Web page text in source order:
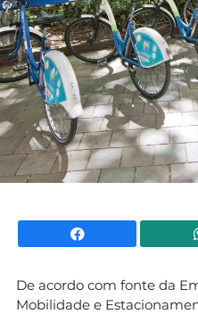
De acordo com fonte da
Mobilidade e